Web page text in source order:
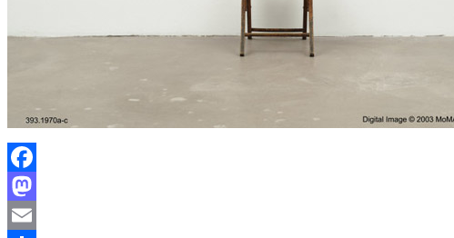
Facebook
Mastodon